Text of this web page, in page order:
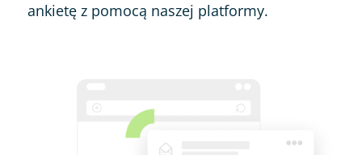
ankietę z pomocą naszej platformy.